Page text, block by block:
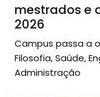
mestrados e
2026
Campus passa a
Filosofia, Saúde,
Administração